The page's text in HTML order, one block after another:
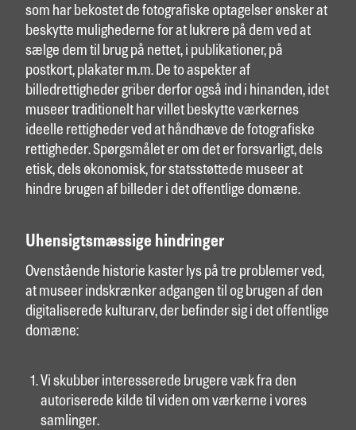
som har bekostet de fotografiske optagelser ønsker at
beskytte mulighederne for at lukrere på dem ved at
sælge dem til brug på nettet, i publikationer, på
postkort, plakater m.m. De to aspekter af
billedrettigheder griber derfor også ind i hinanden, idet
museer traditionelt har villet beskytte værkernes
ideelle rettigheder ved at håndhæve de fotografiske
rettigheder. Spørgsmålet er om det er forsvarligt, dels
etisk, dels økonomisk, for statsstøttede museer at
hindre brugen af billeder i det offentlige domæne.
Uhensigtsmæssige hindringer
Ovenstående historie kaster lys på tre problemer ved,
at museer indskrænker adgangen til og brugen af den
digitaliserede kulturarv, der befinder sig i det offentlige
domæne:
Vi skubber interesserede brugere væk fra den
autoriserede kilde til viden om værkerne i vores
samlinger.